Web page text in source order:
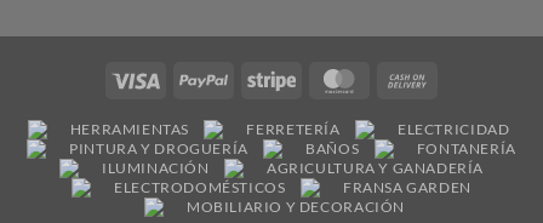
Visa PayPal Stripe MasterCard
Delivery
HERRAMIENTAS FERRETERÍA
ELECTRICIDAD
PINTURA Y DROGUERÍA
BAÑOS
FONTANERÍA
ILUMINACIÓN
AGRICULTURA Y GANADERÍA
ELECTRODOMÉSTICOS
FRANSA GARDEN
MOBILIARIO Y DECORACIÓN